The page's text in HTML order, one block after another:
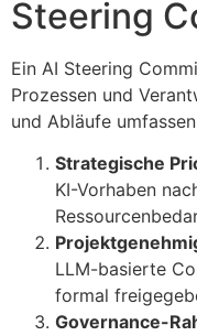
Steering
Ein AI Steering
Prozessen und
und Abläufe
Strategische
KI-Vorhaben
LLM-basierte
formal
Governance-